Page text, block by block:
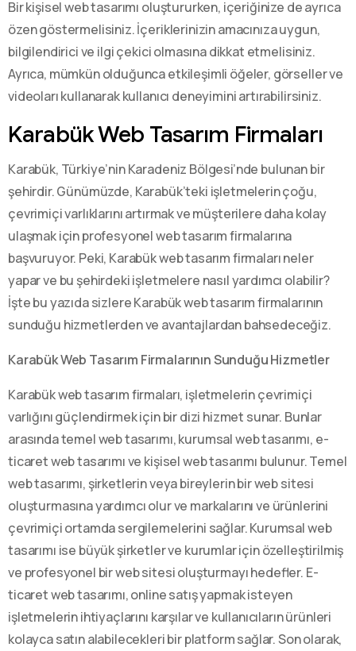
Bir kişisel web tasarımı oluştururken, içeriğinize de ayrıca
özen göstermelisiniz. İçeriklerinizin amacınıza uygun,
bilgilendirici ve ilgi çekici olmasına dikkat etmelisiniz.
Ayrıca, mümkün olduğunca etkileşimli öğeler, görseller ve
videoları kullanarak kullanıcı deneyimini artırabilirsiniz.
Karabük Web Tasarım Firmaları
Karabük, Türkiye’nin Karadeniz Bölgesi’nde bulunan bir
şehirdir. Günümüzde, Karabük’teki işletmelerin çoğu,
çevrimiçi varlıklarını artırmak ve müşterilere daha kolay
ulaşmak için profesyonel web tasarım firmalarına
başvuruyor. Peki, Karabük web tasarım firmaları neler
yapar ve bu şehirdeki işletmelere nasıl yardımcı olabilir?
İşte bu yazıda sizlere Karabük web tasarım firmalarının
sunduğu hizmetlerden ve avantajlardan bahsedeceğiz.
Karabük Web Tasarım Firmalarının Sunduğu Hizmetler
Karabük web tasarım firmaları, işletmelerin çevrimiçi
varlığını güçlendirmek için bir dizi hizmet sunar. Bunlar
arasında temel web tasarımı, kurumsal web tasarımı, e-
ticaret web tasarımı ve kişisel web tasarımı bulunur. Temel
web tasarımı, şirketlerin veya bireylerin bir web sitesi
oluşturmasına yardımcı olur ve markalarını ve ürünlerini
çevrimiçi ortamda sergilemelerini sağlar. Kurumsal web
tasarımı ise büyük şirketler ve kurumlar için özelleştirilmiş
ve profesyonel bir web sitesi oluşturmayı hedefler. E-
ticaret web tasarımı, online satış yapmak isteyen
işletmelerin ihtiyaçlarını karşılar ve kullanıcıların ürünleri
kolayca satın alabilecekleri bir platform sağlar. Son olarak,